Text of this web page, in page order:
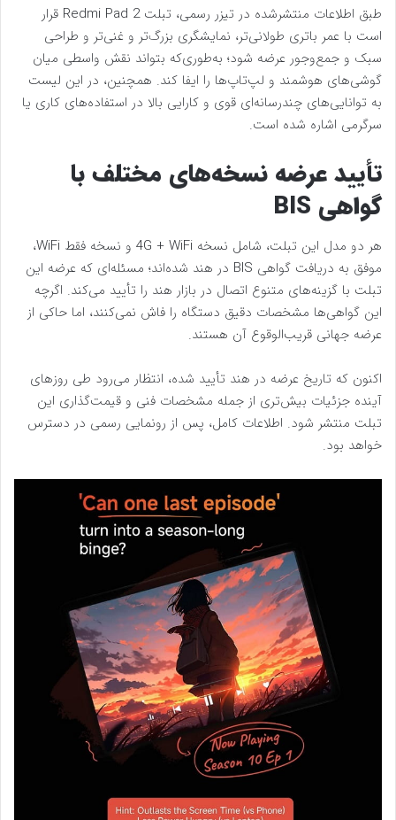
طبق اطلاعات منتشرشده در تیزر رسمی، تبلت Redmi Pad 2 قرار
است با عمر باتری طولانی‌تر، نمایشگری بزرگ‌تر و غنی‌تر و طراحی
سبک و جمع‌وجور عرضه شود؛ به‌طوری‌که بتواند نقش واسطی میان
گوشی‌های هوشمند و لپ‌تاپ‌ها را ایفا کند. همچنین، در این لیست
به توانایی‌های چندرسانه‌ای قوی و کارایی بالا در استفاده‌های کاری یا
سرگرمی اشاره شده است.
تأیید عرضه نسخه‌های مختلف با
گواهی BIS
هر دو مدل این تبلت، شامل نسخه 4G + WiFi و نسخه فقط WiFi،
موفق به دریافت گواهی BIS در هند شده‌اند؛ مسئله‌ای که عرضه این
تبلت با گزینه‌های متنوع اتصال در بازار هند را تأیید می‌کند. اگرچه
این گواهی‌ها مشخصات دقیق دستگاه را فاش نمی‌کنند، اما حاکی از
عرضه جهانی قریب‌الوقوع آن هستند.
اکنون که تاریخ عرضه در هند تأیید شده، انتظار می‌رود طی روزهای
آینده جزئیات بیش‌تری از جمله مشخصات فنی و قیمت‌گذاری این
تبلت منتشر شود. اطلاعات کامل، پس از رونمایی رسمی در دسترس
خواهد بود.